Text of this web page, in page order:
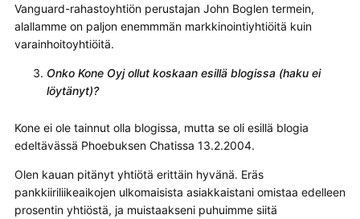
Vanguard-rahastoyhtiön perustajan John Boglen termein,
alallamme on paljon enemmmän markkinointiyhtiöitä kuin
varainhoitoyhtiöitä.
Onko Kone Oyj ollut koskaan esillä blogissa (haku ei
löytänyt)?
Kone ei ole tainnut olla blogissa, mutta se oli esillä blogia
edeltävässä Phoebuksen Chatissa 13.2.2004.
Olen kauan pitänyt yhtiötä erittäin hyvänä. Eräs
pankkiiriliikeaikojen ulkomaisista asiakkaistani omistaa edelleen
prosentin yhtiöstä, ja muistaakseni puhuimme siitä